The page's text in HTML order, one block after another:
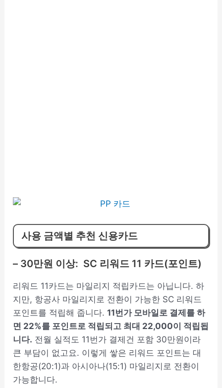
사용 금액별 추천 신용카드
– 30만원 이상: SC 리워드 11 카드(포인트)
리워드 11카드는 마일리지 적립카드는 아닙니다. 하
지만, 항공사 마일리지로 전환이 가능한 SC 리워드
포인트를 적립해 줍니다.11번가 모바일로 결제를 하
면 22%를 포인트로 적립되고 최대 22,000이 적립됩
니다. 전월 실적도 11번가 결제건 포함 30만원이라
큰 부담이 없고요. 이렇게 쌓은 리워드 포인트는 대
한항공(20:1)과 아시아나(15:1) 마일리지로 전환이
가능합니다.